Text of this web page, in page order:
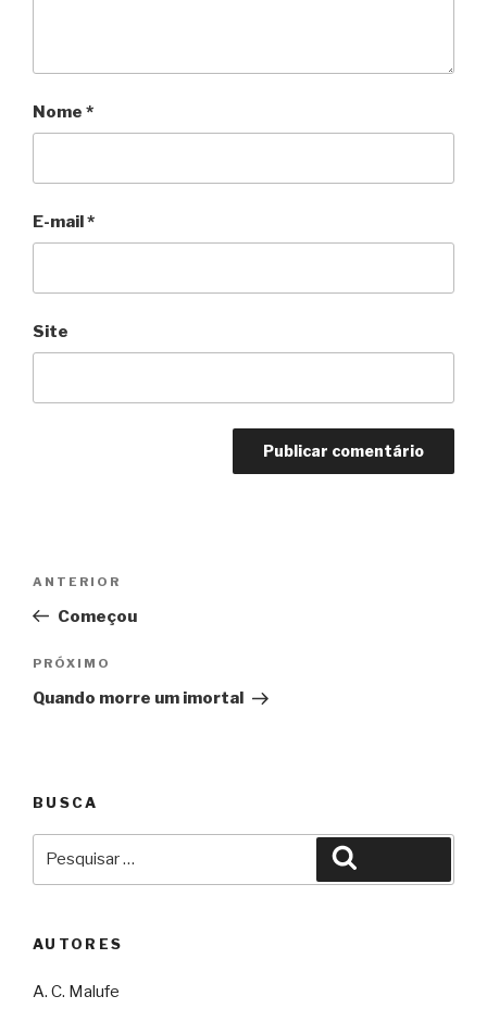
Nome *
E-mail*
Site
Post
Anterior
ANTERIOR
Começou
Próximo
PRÓXIMO
Quando morre um imortal
BUSCA
AUTORES
A. C. Malufe